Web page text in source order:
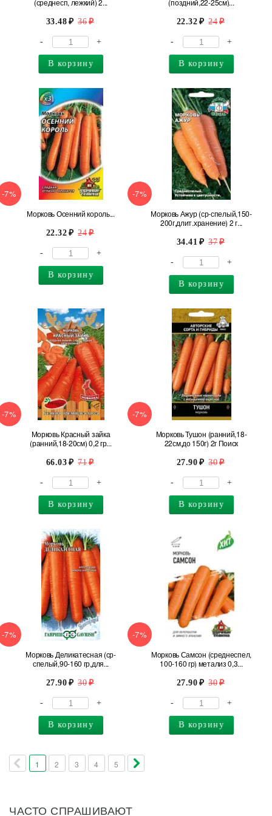
(среднесп, лежкий) 2...
33.48 36
- +
В корзину
(поздний,22-25см)...
22.32 24
- +
В корзину
-7%
Морковь Осенний король...
22.32 24
- +
В корзину
-7%
Морковь Ажур (ср-спелый,150-
200г,длит.хранение) 2 г...
34.41 37
- +
В корзину
-7%
Морковь Красный зайка
(ранний,18-20см) 0,2 гр...
66.03 71
- +
В корзину
-7%
Морковь Тушон (ранний,18-
22см,до 150г) 2г Поиск
27.90 30
- +
В корзину
-7%
Морковь Деликатесная (ср-
спелый,90-160 гр,для...
27.90 30
- +
В корзину
-7%
Морковь Самсон (среднеспел,
100-160 гр) метализ 0,3...
27.90 30
- +
В корзину
1 2 3 4 5
ЧАСТО СПРАШИВАЮТ